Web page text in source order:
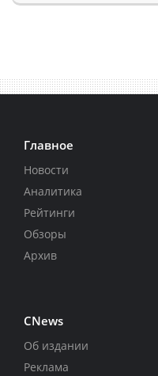
Главное
Новости
Аналитика
Рейтинги
Обзоры
Архив
CNews
Об издании
Реклама